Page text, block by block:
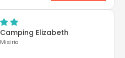
Camping Elizabeth
Misiria